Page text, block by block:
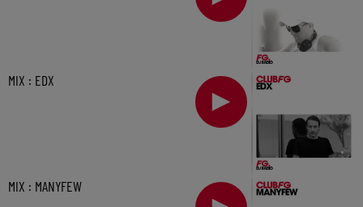
MIX : EDX
MIX : MANYFEW